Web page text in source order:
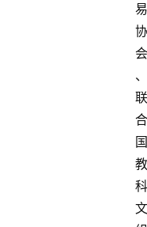
易
协
会
、
联
合
国
教
科
文